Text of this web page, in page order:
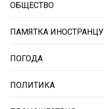
ОБЩЕСТВО
ПАМЯТКА ИНОСТРАНЦУ
ПОГОДА
ПОЛИТИКА